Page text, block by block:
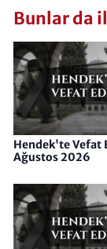
Bunlar da
Hendek'te Vefat
Ağustos 2026